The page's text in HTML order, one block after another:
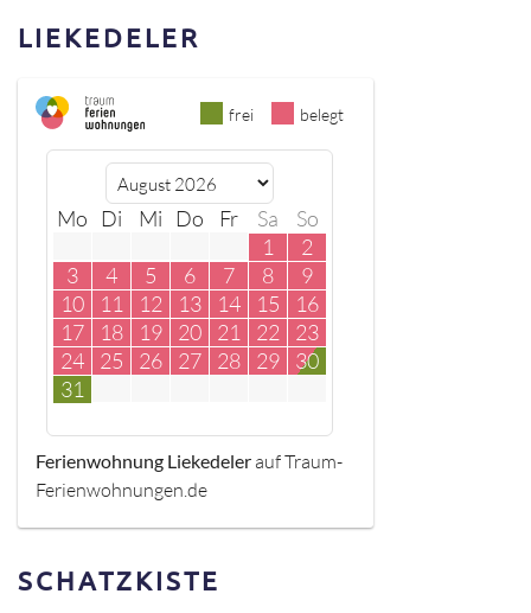
LIEKEDELER
frei belegt
Mo Di Mi Do Fr Sa
So
1
2
3
4 5 6 7 8
9
10
11 12 13 14 15
16
17
18 19 20 21 22
23
24
25 26 27 28 29
30
31
Ferienwohnung Liekedeler auf Traum-
Ferienwohnungen.de
SCHATZKISTE